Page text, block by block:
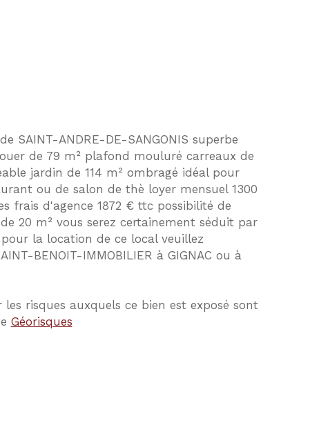
SAINT-ANDRE-DE-SANGONIS superbe
de 79 m² plafond mouluré carreaux de
jardin de 114 m² ombragé idéal pour
ou de salon de thè loyer mensuel 1300
frais d'agence 1872 € ttc possibilité de
20 m² vous serez certainement séduit par
la location de ce local veuillez
BENOIT-IMMOBILIER à GIGNAC ou à
risques auxquels ce bien est exposé sont
Géorisques